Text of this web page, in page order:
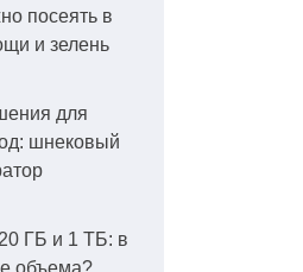
посеять в
и зелень
для
шнековый
ГБ и 1 ТБ: в
объема?